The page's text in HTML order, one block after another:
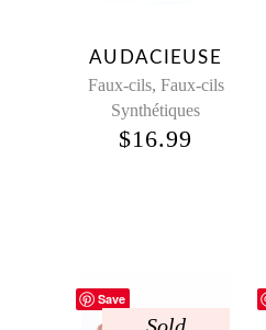
AUDACIEUSE
Faux-cils, Faux-cils
Synthétiques
$16.99
Save